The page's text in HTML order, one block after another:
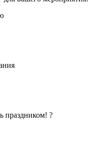
праздником! ?